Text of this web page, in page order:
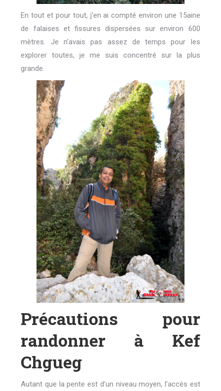
En tout et pour tout, j’en ai compté environ une 15aine
de falaises et fissures dispersées sur environ 600
mètres. Je n’avais pas assez de temps pour les
explorer toutes, je me suis concentré sur la plus
grande.
Précautions pour
randonner à Kef
Chgueg
Autant que la pente est d’un niveau moyen, l’accès est